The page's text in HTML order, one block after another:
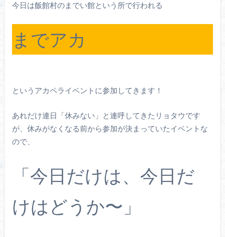
今日は飯館村のまでい館という所で行われる
までアカ
というアカペライベントに参加してきます！
あれだけ連日「休みない」と連呼してきたリョタウです
が、休みがなくなる前から参加が決まっていたイベントな
ので、
「今日だけは、今日だ
けはどうか〜」